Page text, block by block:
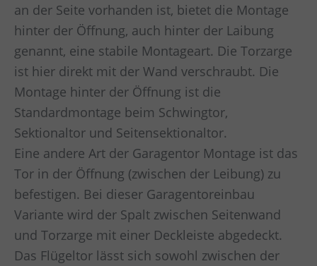
an der Seite vorhanden ist, bietet die Montage
hinter der Öffnung, auch hinter der Laibung
genannt, eine stabile Montageart. Die Torzarge
ist hier direkt mit der Wand verschraubt. Die
Montage hinter der Öffnung ist die
Standardmontage beim Schwingtor,
Sektionaltor und Seitensektionaltor.
Eine andere Art der Garagentor Montage ist das
Tor in der Öffnung (zwischen der Leibung) zu
befestigen. Bei dieser Garagentoreinbau
Variante wird der Spalt zwischen Seitenwand
und Torzarge mit einer Deckleiste abgedeckt.
Das Flügeltor lässt sich sowohl zwischen der